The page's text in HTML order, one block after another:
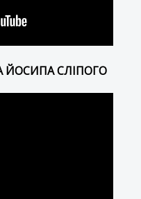
ЙОСИПА СЛІПОГО